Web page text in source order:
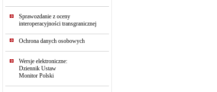
Sprawozdanie z oceny
interoperacyjności transgranicznej
Ochrona danych osobowych
Wersje elektroniczne:
Dziennik Ustaw
Monitor Polski